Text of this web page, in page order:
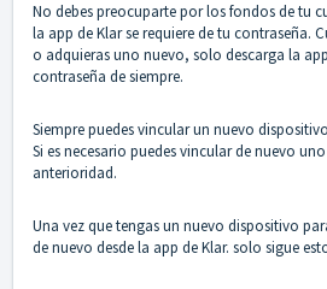
No debes preocuparte por los fondos de tu
la app de Klar se requiere de tu contraseña.
o adquieras uno nuevo, solo descarga la
contraseña de siempre.
Siempre puedes vincular un nuevo
Si es necesario puedes vincular de nuevo
anterioridad.
Una vez que tengas un nuevo dispositivo
de nuevo desde la app de Klar. solo sigue